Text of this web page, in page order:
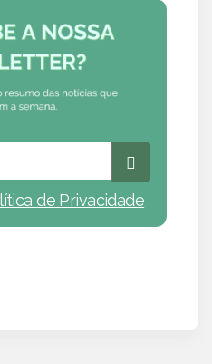
de Privacidade